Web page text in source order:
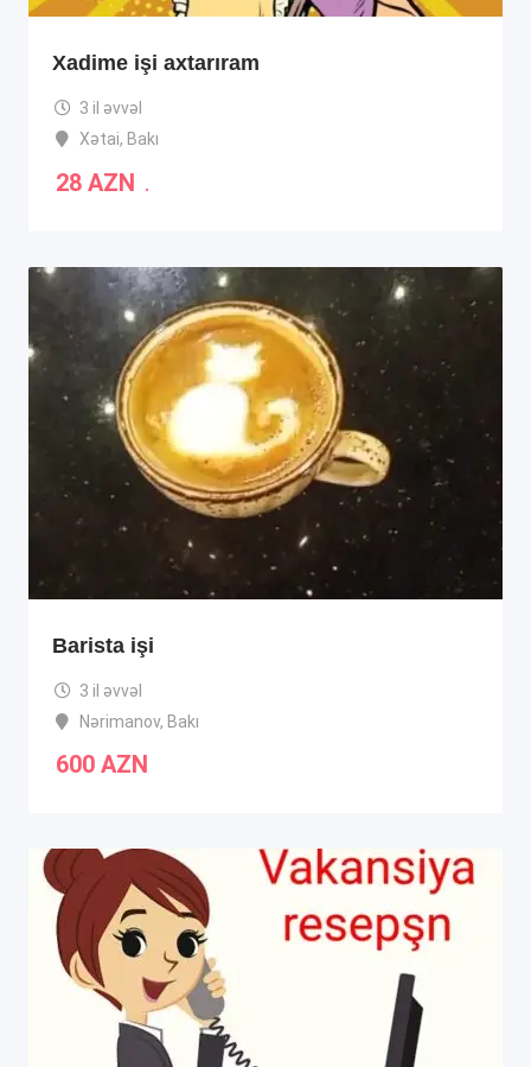
Xadime işi axtarıram
3 il əvvəl
Xətai, Bakı
28 AZN .
Barista işi
3 il əvvəl
Nərimanov, Bakı
600 AZN